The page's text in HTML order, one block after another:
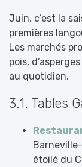
Juin, c’est la
premières
Les marchés
pois,
au quotidien.
3.1. Tables
étoilé du